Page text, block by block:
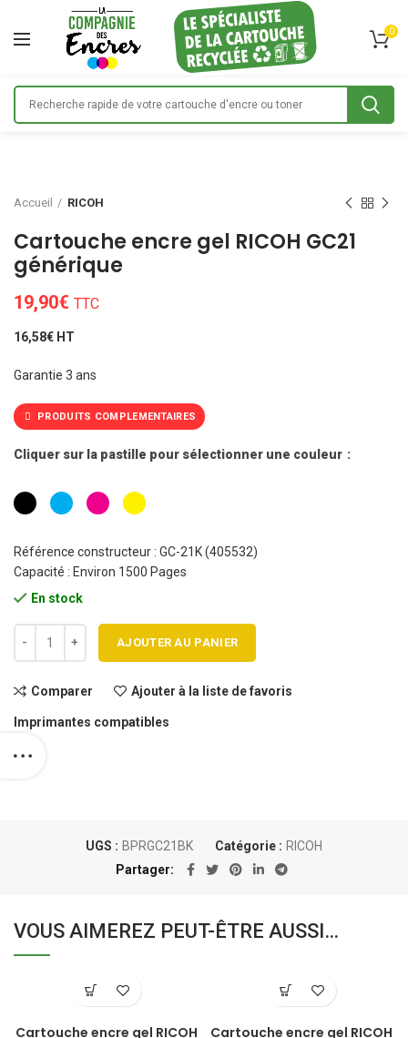
0
Accueil RICOH
Cartouche encre gel RICOH GC21
générique
19,90€ TTC
16,58€ HT
Garantie 3 ans
PRODUITS COMPLEMENTAIRES
Cliquer sur la pastille pour sélectionner une couleur
Référence constructeur : GC-21K (405532)
Capacité : Environ 1500 Pages
En stock
AJOUTER AU PANIER
Comparer Ajouter à la liste de favoris
Imprimantes compatibles
UGS : BPRGC21BK Catégorie : RICOH
Partager
VOUS AIMEREZ PEUT-ÊTRE AUSSI…
Cartouche encre gel RICOH
Cartouche encre gel RICOH